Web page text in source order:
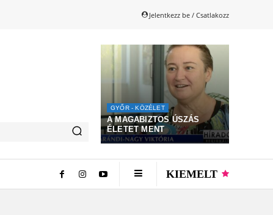
Jelentkezz be / Csatlakozz
GYŐR - KÖZÉLET
A MAGABIZTOS ÚSZÁS
ÉLETET MENT
KIEMELT